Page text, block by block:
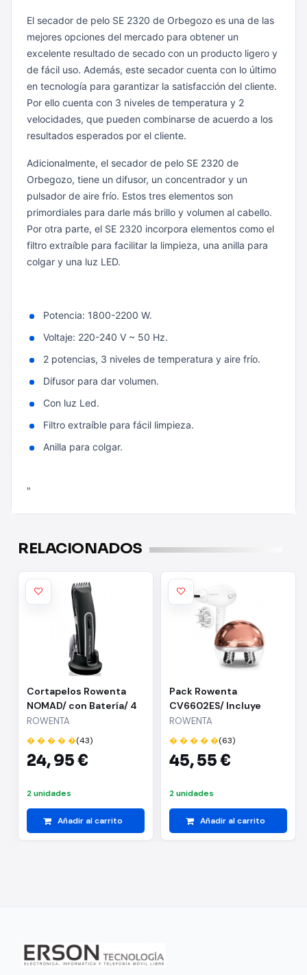
El secador de pelo SE 2320 de Orbegozo es una de las
mejores opciones del mercado para obtener un
excelente resultado de secado con un producto ligero y
de fácil uso. Además, este secador cuenta con lo último
en tecnología para garantizar la satisfacción del cliente.
Por ello cuenta con 3 niveles de temperatura y 2
velocidades, que pueden combinarse de acuerdo a los
resultados esperados por el cliente.
Adicionalmente, el secador de pelo SE 2320 de
Orbegozo, tiene un difusor, un concentrador y un
pulsador de aire frío. Estos tres elementos son
primordiales para darle más brillo y volumen al cabello.
Por otra parte, el SE 2320 incorpora elementos como el
filtro extraíble para facilitar la limpieza, una anilla para
colgar y una luz LED.
Potencia: 1800-2200 W.
Voltaje: 220-240 V ~ 50 Hz.
2 potencias, 3 niveles de temperatura y aire frío.
Difusor para dar volumen.
Con luz Led.
Filtro extraíble para fácil limpieza.
Anilla para colgar.
"
RELACIONADOS
Cortapelos Rowenta
NOMAD/ con Batería/ 4
Accesorios
ROWENTA
� � � � �(43)
24,95 €
2 unidades
Añadir al carrito
Pack Rowenta
CV6602ES/ Incluye
Secador CV6130FO/
2400W y Masajeador
Facial LV6020F0
ROWENTA
� � � � �(63)
45,55 €
2 unidades
Añadir al carrito